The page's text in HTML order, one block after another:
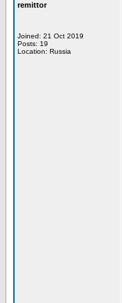
remittor
Joined: 21 Oct 2019
Posts: 19
Location: Russia